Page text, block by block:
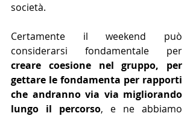
società.
Certamente il weekend può
creare coesione nel gruppo, per
gettare le fondamenta per rapporti
che andranno via via migliorando
lungo il percorso, e ne abbiamo